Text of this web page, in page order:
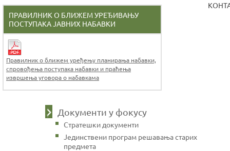
here
ПРАВИЛНИК О БЛИЖЕМ УРЕЂИВАЊУ
ПОСТУПАКА ЈАВНИХ НАБАВКИ
Правилник о ближем уређењу планирања набавки,
спровођења поступака набавки и праћења
извршења уговора о набавкама
Документи у фокусу
Стратешки документи
Јединствени програм решавања старих
предмета